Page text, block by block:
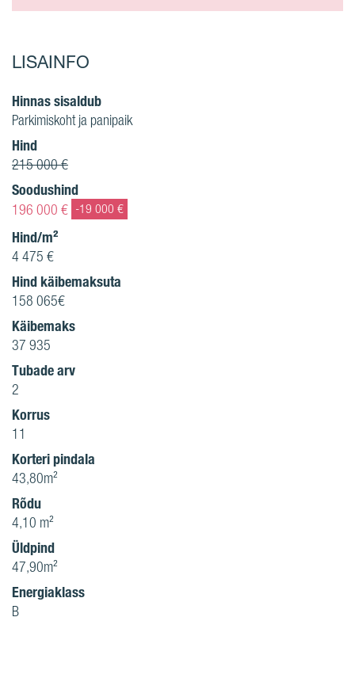
LISAINFO
Hinnas sisaldub
Parkimiskoht ja panipaik
Hind
215 000 €
Soodushind
196 000 € -19 000 €
Hind/m²
4 475 €
Hind käibemaksuta
158 065€
Käibemaks
37 935
Tubade arv
2
Korrus
11
Korteri pindala
43,80m²
Rõdu
4,10 m²
Üldpind
47,90m²
Energiaklass
B